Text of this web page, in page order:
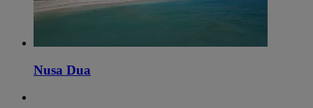
Nusa Dua